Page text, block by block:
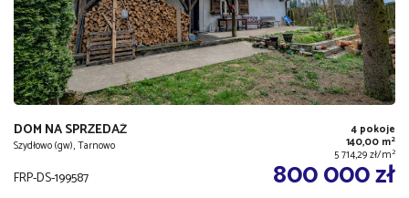
DOM NA SPRZEDAŻ
Szydłowo (gw), Tarnowo
4 pokoje
140,00 m2
5 714,29 zł/m2
FRP-DS-199587 800 000 zł